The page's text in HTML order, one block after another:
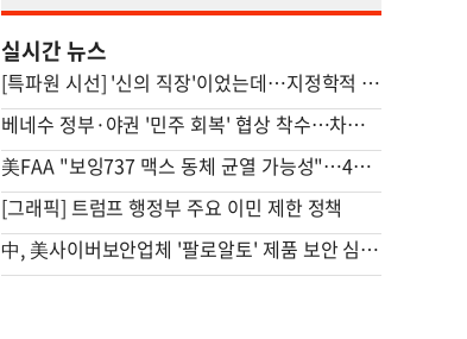
실시간 뉴스
[특파원 시선] '신의 직장'이었는데…지정학적 격변에 몸살앓는 EU집행위
베네수 정부·야권 '민주 회복' 협상 착수…차기선거 논의
美FAA "보잉737 맥스 동체 균열 가능성"…471대 검사 명령
[그래픽] 트럼프 행정부 주요 이민 제한 정책
中, 美사이버보안업체 '팔로알토' 제품 보안 심사 착수